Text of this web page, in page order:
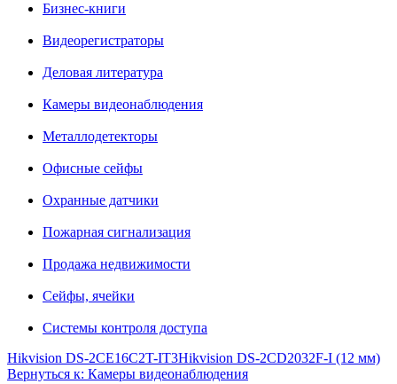
Бизнес-книги
Видеорегистраторы
Деловая литература
Камеры видеонаблюдения
Металлодетекторы
Офисные сейфы
Охранные датчики
Пожарная сигнализация
Продажа недвижимости
Сейфы, ячейки
Системы контроля доступа
Hikvision DS-2CE16C2T-IT3Hikvision DS-2CD2032F-I (12 мм)
Вернуться к: Камеры видеонаблюдения